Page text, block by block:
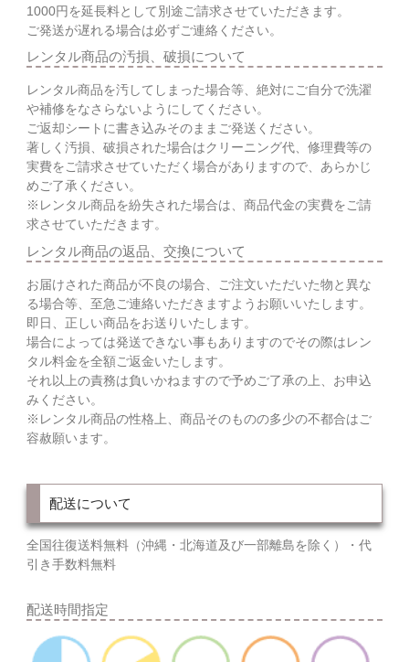
1000円を延長料として別途ご請求させていただきます。
ご発送が遅れる場合は必ずご連絡ください。
レンタル商品の汚損、破損について
レンタル商品を汚してしまった場合等、絶対にご自分で洗濯
や補修をなさらないようにしてください。
ご返却シートに書き込みそのままご発送ください。
著しく汚損、破損された場合はクリーニング代、修理費等の
実費をご請求させていただく場合がありますので、あらかじ
めご了承ください。
※レンタル商品を紛失された場合は、商品代金の実費をご請
求させていただきます。
レンタル商品の返品、交換について
お届けされた商品が不良の場合、ご注文いただいた物と異な
る場合等、至急ご連絡いただきますようお願いいたします。
即日、正しい商品をお送りいたします。
場合によっては発送できない事もありますのでその際はレン
タル料金を全額ご返金いたします。
それ以上の責務は負いかねますので予めご了承の上、お申込
みください。
※レンタル商品の性格上、商品そのものの多少の不都合はご
容赦願います。
配送について
全国往復送料無料（沖縄・北海道及び一部離島を除く）・代
引き手数料無料
配送時間指定